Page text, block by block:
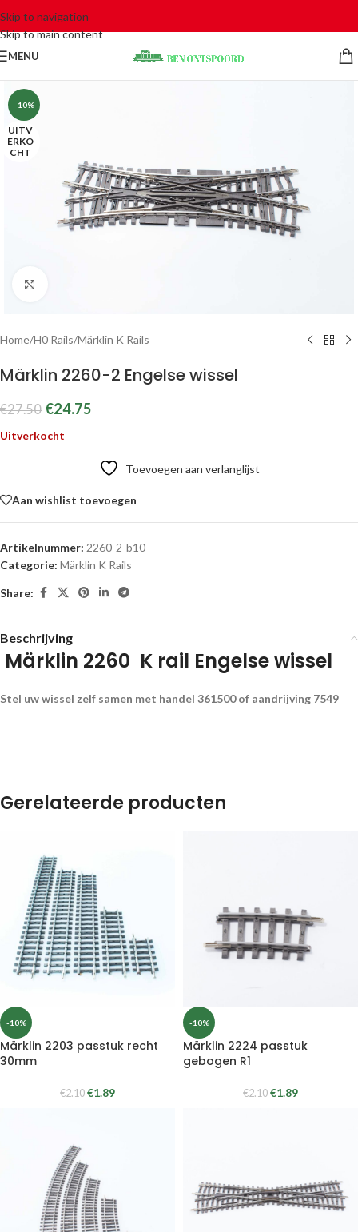
Skip to navigation
Skip to main content
MENU
-10%
UITV
ERKO
CHT
Home/H0 Rails/Märklin K Rails
Märklin 2260-2 Engelse wissel
€27.50 €24.75
Uitverkocht
Toevoegen aan verlanglijst
Aan wishlist toevoegen
Artikelnummer: 2260-2-b10
Categorie: Märklin K Rails
Share:
Beschrijving
Märklin 2260 K rail Engelse wissel
Stel uw wissel zelf samen met handel 361500 of aandrijving 7549
Gerelateerde producten
-10%
Märklin 2203 passtuk recht
30mm
€2.10 €1.89
-10%
Märklin 2224 passtuk
gebogen R1
€2.10 €1.89